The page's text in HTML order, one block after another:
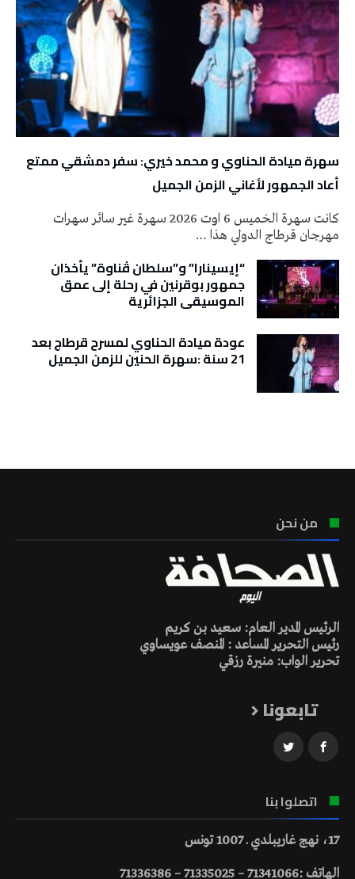
سهرة ميادة الحناوي و محمد خيري: سفر دمشقي ممتع
أعاد الجمهور لأغاني الزمن الجميل
كانت سهرة الخميس 6 اوت 2026 سهرة غير سائر سهرات
مهرجان قرطاج الدولي هذا …
“إيسينارا” و”سلطان ڤناوة” يأخذان
جمهور بوقرنين في رحلة إلى عمق
الموسيقى الجزائرية
عودة ميادة الحناوي لمسرح قرطاج بعد
21 سنة :سهرة الحنين للزمن الجميل
من نحن
الرئيس المدير العام: سعيد بن كريم
رئيس التحرير المساعد : المنصف عويساوي
تحرير الواب: منيرة رزقي
تابعونا
اتصلوا بنا
17، نهج غاريبلدي ـ 1007 تونس
الهاتف :71341066 – 71335025 – 71336386